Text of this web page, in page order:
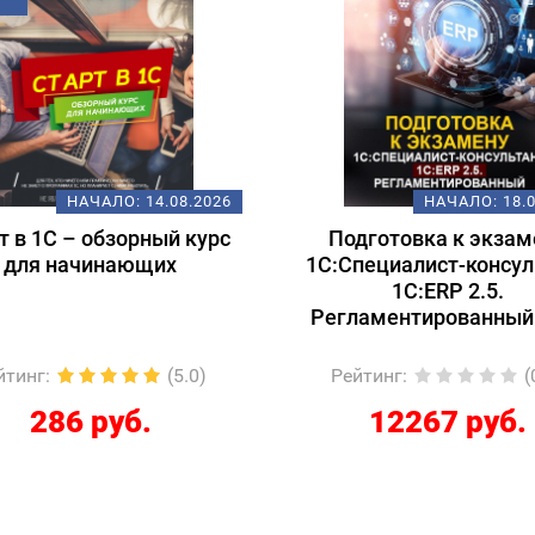
НАЧАЛО: 14.08.2026
в 1С – обзорный курс
для начинающих
: (5.0)
286 руб.
НАЧАЛО:
Подготовка к
1С:Специалист-
1С:ERP 2.5.
Регламентированный
Рейтинг:
12267 руб.